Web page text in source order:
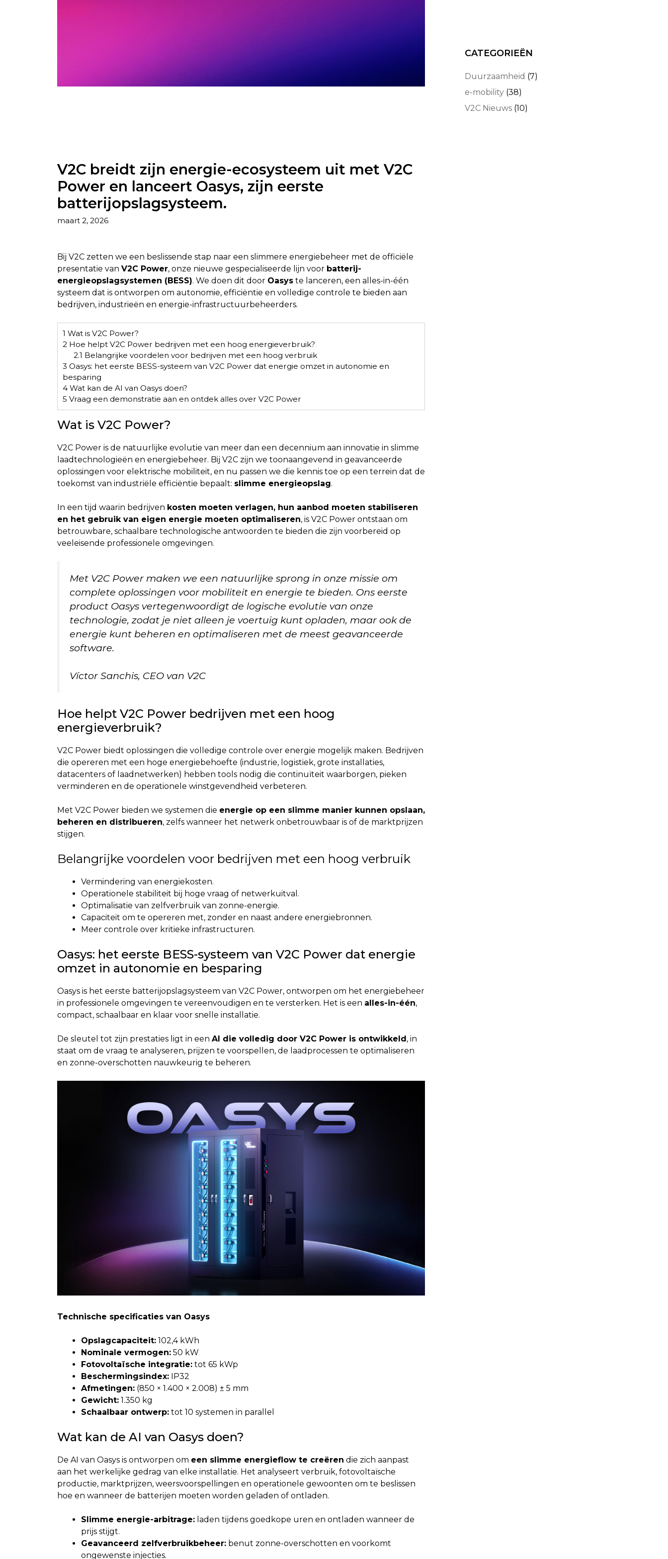
V2C breidt zijn energie-ecosysteem uit met V2C
Power en lanceert Oasys, zijn eerste
batterijopslagsysteem.
maart 2, 2026
Bij V2C zetten we een beslissende stap naar een slimmere energiebeheer met de officiële
presentatie van V2C Power, onze nieuwe gespecialiseerde lijn voor batterij-
energieopslagsystemen (BESS). We doen dit door Oasyste lanceren, een alles-in-één
systeem dat is ontworpen om autonomie, efficiëntie en volledige controle te bieden aan
bedrijven, industrieën en energie-infrastructuurbeheerders.
1 Wat is V2C Power?
2Hoe helpt V2C Power bedrijven met een hoog energieverbruik?
2.1 Belangrijke voordelen voor bedrijven met een hoog verbruik
3 Oasys: het eerste BESS-systeem van V2C Power dat energie omzet in autonomie en
besparing
4Wat kan de AI van Oasys doen?
5 Vraag een demonstratie aan en ontdek alles over V2C Power
Wat is V2C Power?
V2C Power is de natuurlijke evolutie van meer dan een decennium aan innovatie in slimme
laadtechnologieën en energiebeheer. Bij V2C zijn we toonaangevend in geavanceerde
oplossingen voor elektrische mobiliteit, en nu passen we die kennis toe op een terrein dat de
toekomst van industriële efficiëntie bepaalt: slimme energieopslag.
In een tijd waarin bedrijven kosten moeten verlagen, hun aanbod moeten stabiliseren
en het gebruik van eigen energie moeten optimaliseren, is V2C Power ontstaan om
betrouwbare, schaalbare technologische antwoorden te bieden die zijn voorbereid op
veeleisende professionele omgevingen.
Met V2C Power maken we een natuurlijke sprong in onze missie om
complete oplossingen voor mobiliteit en energie te bieden. Ons eerste
product Oasys vertegenwoordigt de logische evolutie van onze
technologie, zodat je niet alleen je voertuig kunt opladen, maar ook de
energie kunt beheren en optimaliseren met de meest geavanceerde
software.
Víctor Sanchis, CEO van V2C
Hoe helpt V2C Power bedrijven met een hoog
energieverbruik?
V2C Power biedt oplossingen die volledige controle over energie mogelijk maken. Bedrijven
die opereren met een hoge energiebehoefte (industrie, logistiek, grote installaties,
datacenters of laadnetwerken) hebben tools nodig die continuïteit waarborgen, pieken
verminderen en de operationele winstgevendheid verbeteren.
Met V2C Power bieden we systemen die energie op een slimme manier kunnen opslaan,
beheren en distribueren, zelfs wanneer het netwerk onbetrouwbaar is of de marktprijzen
stijgen.
Belangrijke voordelen voor bedrijven met een hoog verbruik
Vermindering van energiekosten.
Operationele stabiliteit bij hoge vraag of netwerkuitval.
Optimalisatie van zelfverbruik van zonne-energie.
Capaciteit om te opereren met, zonder en naast andere energiebronnen.
Meer controle over kritieke infrastructuren.
Oasys: het eerste BESS-systeem van V2C Power dat energie
omzet in autonomie en besparing
Oasys is het eerste batterijopslagsysteem van V2C Power, ontworpen om het energiebeheer
in professionele omgevingen te vereenvoudigen en te versterken. Het is een alles-in-één,
compact, schaalbaar en klaar voor snelle installatie.
De sleutel tot zijn prestaties ligt in een AI die volledig door V2C Power is ontwikkeld , in
staat om de vraag te analyseren, prijzen te voorspellen, de laadprocessen te optimaliseren
en zonne-overschotten nauwkeurig te beheren.
Technische specificaties van Oasys
Opslagcapaciteit:102,4 kWh
Nominale vermogen:50 kW
Fotovoltaïsche integratie:tot 65 kWp
Beschermingsindex:IP32
Afmetingen:(850 × 1.400 × 2.008) ± 5 mm
Gewicht:1.350 kg
Schaalbaar ontwerp:tot 10 systemen in parallel
Wat kan de AI van Oasys doen?
De AI van Oasys is ontworpen om een slimme energieflow te creëren die zich aanpast
aan het werkelijke gedrag van elke installatie. Het analyseert verbruik, fotovoltaïsche
productie, marktprijzen, weersvoorspellingen en operationele gewoonten om te beslissen
hoe en wanneer de batterijen moeten worden geladen of ontladen.
Slimme energie-arbitrage:laden tijdens goedkope uren en ontladen wanneer de
prijs stijgt.
Geavanceerd zelfverbruikbeheer:benut zonne-overschotten en voorkomt
ongewenste injecties.
CATEGORIEËN
Duurzaamheid (7)
e-mobility (38)
V2C Nieuws (10)